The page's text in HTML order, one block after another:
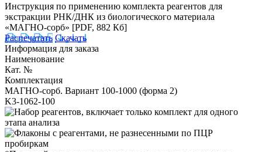
Инструкция по применению комплекта реагентов для
экстракции РНК/ДНК из биологического материала
«МАГНО-сорб» [PDF, 882 Кб]
Распечатать Скачать
Информация для заказа
Наименование
Кат. №
Комплектация
МАГНО-сорб. Вариант 100-1000 (форма 2)
K3-1062-100